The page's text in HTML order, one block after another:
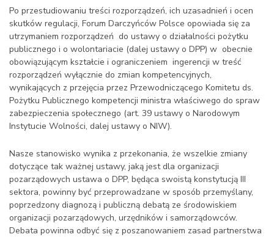
Po przestudiowaniu treści rozporządzeń, ich uzasadnień i ocen
skutków regulacji, Forum Darczyńców Polsce opowiada się za
utrzymaniem rozporządzeń do ustawy o działalności pożytku
publicznego i o wolontariacie (dalej ustawy o DPP) w obecnie
obowiązującym kształcie i ograniczeniem ingerencji w treść
rozporządzeń wyłącznie do zmian kompetencyjnych,
wynikających z przejęcia przez Przewodniczącego Komitetu ds.
Pożytku Publicznego kompetencji ministra właściwego do spraw
zabezpieczenia społecznego (art. 39 ustawy o Narodowym
Instytucie Wolności, dalej ustawy o NIW).
Nasze stanowisko wynika z przekonania, że wszelkie zmiany
dotyczące tak ważnej ustawy, jaką jest dla organizacji
pozarządowych ustawa o DPP, będąca swoistą konstytucją III
sektora, powinny być przeprowadzane w sposób przemyślany,
poprzedzony diagnozą i publiczną debatą ze środowiskiem
organizacji pozarządowych, urzędników i samorządowców.
Debata powinna odbyć się z poszanowaniem zasad partnerstwa